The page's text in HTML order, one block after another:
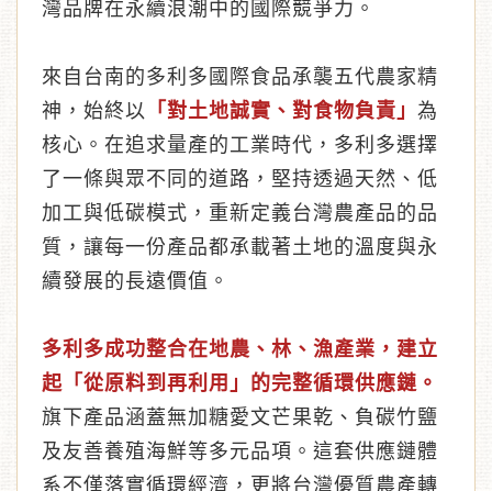
灣品牌在永續浪潮中的國際競爭力。
來自台南的多利多國際食品承襲五代農家精
神，始終以
「對土地誠實、對食物負責」為
核心。在追求量產的工業時代，多利多選擇
了一條與眾不同的道路，堅持透過天然、低
加工與低碳模式，重新定義台灣農產品的品
質，讓每一份產品都承載著土地的溫度與永
續發展的長遠價值。
多利多成功整合在地農、林、漁產業，建立
起「從原料到再利用」的完整循環供應鏈。
旗下產品涵蓋無加糖愛文芒果乾、負碳竹鹽
及友善養殖海鮮等多元品項。這套供應鏈體
系不僅落實循環經濟，更將台灣優質農產轉